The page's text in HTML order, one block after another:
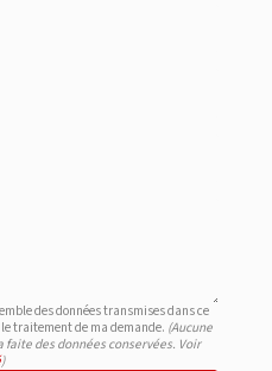
des données transmises dans ce
traitement de ma demande. (Aucune
des données conservées. Voir
)